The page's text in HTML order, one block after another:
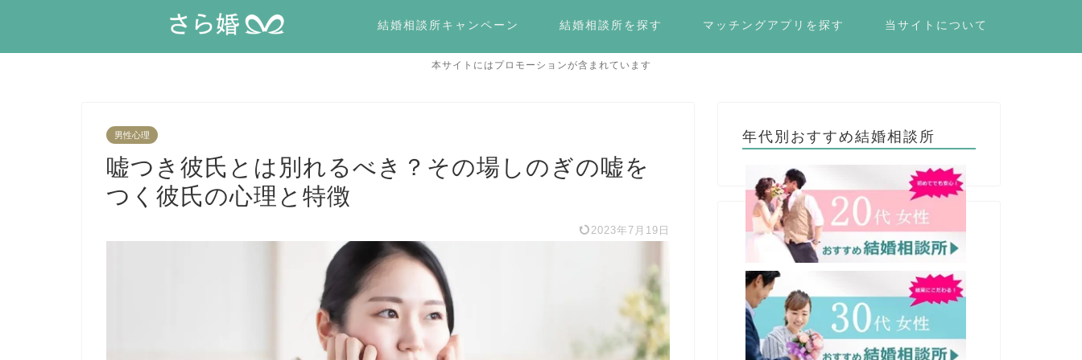
結婚相談所キャンペーン 結婚相談所を探す マッチングアプリを探す 当サイトについて
本サイトにはプロモーションが含まれています
男性心理
嘘つき彼氏とは別れるべき？その場しのぎの嘘を
つく彼氏の心理と特徴
2023年7月19日
年代別おすすめ結婚相談所